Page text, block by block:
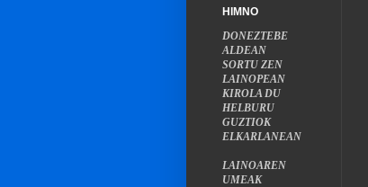
HIMNO
DONEZTEBE
ALDEAN
SORTU ZEN
LAINOPEAN
KIROLA DU
HELBURU
GUZTIOK
ELKARLANEAN
LAINOAREN
UMEAK